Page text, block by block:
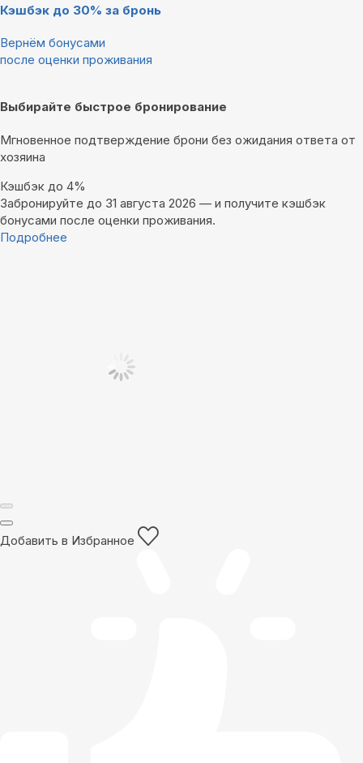
Кэшбэк до 30% за бронь
Вернём бонусами
после оценки проживания
Выбирайте быстрое бронирование
Мгновенное подтверждение брони без ожидания ответа от
хозяина
Кэшбэк до 4%
Забронируйте до 31 августа 2026 — и получите кэшбэк
бонусами после оценки проживания.
Подробнее
Добавить в Избранное